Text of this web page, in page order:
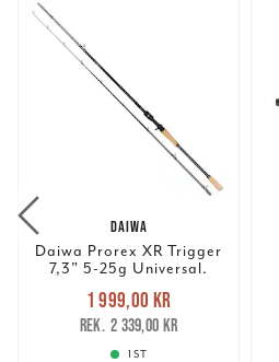
DAIWA
Daiwa Prorex XR Trigger
7,3" 5-25g Universal.
Nuvarande pris
1 999,00 krTidigare pris
2 339,00 kr
1 999,00 kr
2 339,00 kr
1 ST